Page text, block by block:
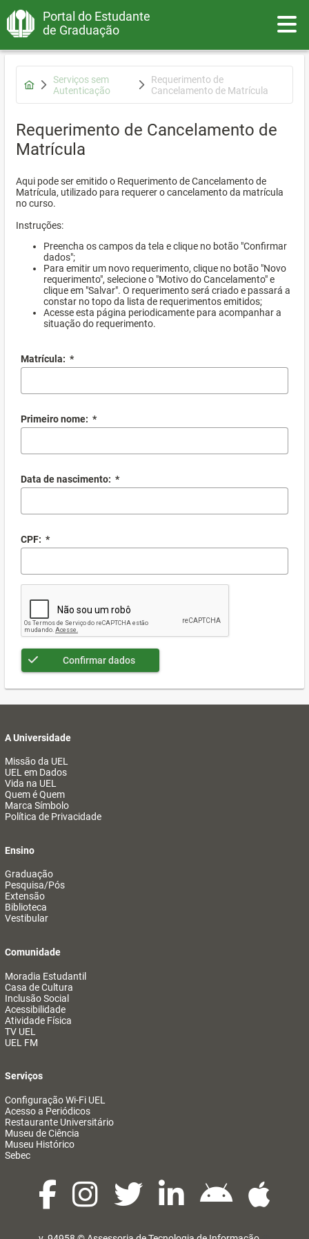
Portal do Estudante
de Graduação
Serviços sem
Autenticação
Requerimento de
Cancelamento de Matrícula
Requerimento de Cancelamento de
Matrícula
Aqui pode ser emitido o Requerimento de Cancelamento de
Matrícula, utilizado para requerer o cancelamento da matrícula
no curso.
Instruções:
Preencha os campos da tela e clique no botão "Confirmar
dados";
Para emitir um novo requerimento, clique no botão "Novo
requerimento", selecione o "Motivo do Cancelamento" e
clique em "Salvar". O requerimento será criado e passará a
constar no topo da lista de requerimentos emitidos;
Acesse esta página periodicamente para acompanhar a
situação do requerimento.
Matrícula: *
Primeiro nome: *
Data de nascimento: *
CPF: *
Confirmar dados
A Universidade
Missão da UEL
UEL em Dados
Vida na UEL
Quem é Quem
Marca Símbolo
Política de Privacidade
Ensino
Graduação
Pesquisa/Pós
Extensão
Biblioteca
Vestibular
Comunidade
Moradia Estudantil
Casa de Cultura
Inclusão Social
Acessibilidade
Atividade Física
TV UEL
UEL FM
Serviços
Configuração Wi-Fi UEL
Acesso a Periódicos
Restaurante Universitário
Museu de Ciência
Museu Histórico
Sebec